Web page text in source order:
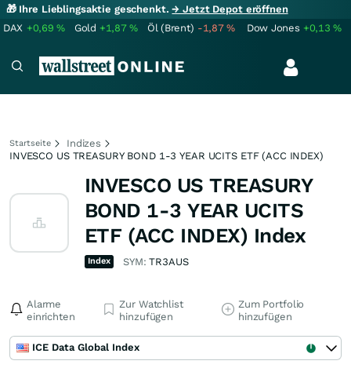
🎁 Ihre Lieblingsaktie geschenkt.→ Jetzt Depot eröffnen
DAX +0,69% Gold +1,87% Öl (Brent) -1,87% Dow Jones +0,13%
Startseite
Indizes
INVESCO US TREASURY BOND 1-3 YEAR UCITS ETF (ACC INDEX)
INVESCO US TREASURY
BOND 1-3 YEAR UCITS
ETF (ACC INDEX) Index
Index SYM:TR3AUS
Alarme
einrichten
Zur Watchlist
hinzufügen
Zum Portfolio
hinzufügen
ICE Data Global Index